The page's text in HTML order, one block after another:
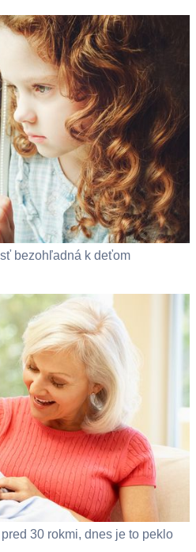
bezohľadná k deťom
30 rokmi, dnes je to peklo